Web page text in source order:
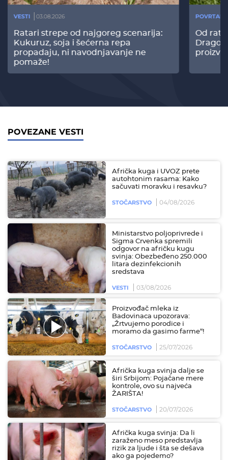
VESTI 03.08.2026
Ratari strepe od najgoreg scenarija:
Kukuruz, soja i šećerna repa
propadaju, ni navodnjavanje ne
pomaže!
Od
POVEZANE VESTI
Afrička kuga i UVOZ prete
autohtonim rasama: Kako
sačuvati moravku i resavku?
STOČARSTVO 04/08/2026
Ministarstvo poljoprivrede i
Sigma Crvenka spremili
odgovor na afričku kugu
svinja: Obezbeđeno 250.000
litara dezinfekcionih
sredstava
VESTI 03/08/2026
Proizvođač mleka iz
Badovinaca upozorava:
„Žrtvujemo porodice i
moramo da gasimo farme“!
STOČARSTVO 25/07/2026
Afrička kuga svinja dalje se
širi Srbijom: Pojačane mere
kontrole, ovo su najveća
ŽARIŠTA!
STOČARSTVO 20/07/2026
Afrička kuga svinja: Da li
zaraženo meso predstavlja
rizik za ljude i šta se dešava
ako ga pojedemo?